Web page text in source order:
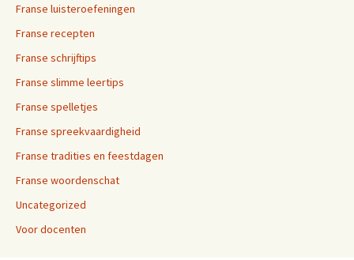
Franse luisteroefeningen
Franse recepten
Franse schrijftips
Franse slimme leertips
Franse spelletjes
Franse spreekvaardigheid
Franse tradities en feestdagen
Franse woordenschat
Uncategorized
Voor docenten